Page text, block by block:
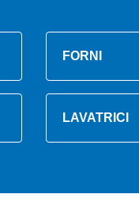
FORNI
LAVATRICI